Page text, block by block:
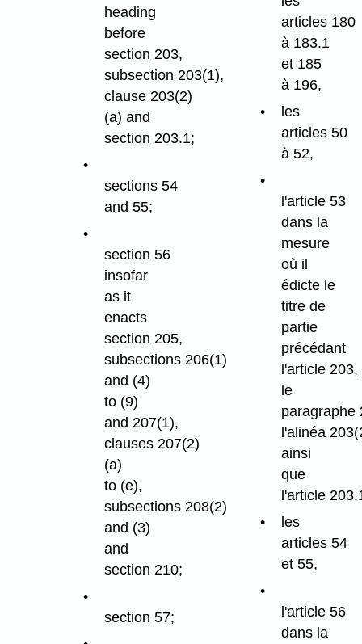
heading
before
section 203,
subsection 203(1),
clause 203(2)
(a) and
section 203.1;
sections 54
and 55;
section 56
insofar
as it
enacts
section 205,
subsections 206(1)
and (4)
to (9)
and 207(1),
clauses 207(2)
(a)
to (e),
subsections 208(2)
and (3)
and
section 210;
section 57;
articles 180
à 183.1
et 185
à 196,
les
articles 50
à 52,
l'article 53
dans la
mesure
où il
édicte le
titre de
partie
précédant
l'article 203,
le
paragraphe
l'alinéa
ainsi
que
l'article
les
articles 54
et 55,
l'article 56
dans la